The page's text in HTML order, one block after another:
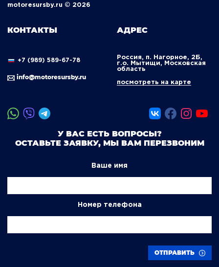
motoresursby.ru © 2026
КОНТАКТЫ
+7 (989) 589-67-78
info@motoresursby.ru
АДРЕС
Россия, п. Нагорное, 2Б,
г.о. Мытищи, Московская
область
посмотреть на карте
У ВАС ЕСТЬ ВОПРОСЫ?
ОСТАВЬТЕ ЗАЯВКУ, МЫ ВАМ ПЕРЕЗВОНИМ
Ваше имя
Номер телефона
ОТПРАВИТЬ